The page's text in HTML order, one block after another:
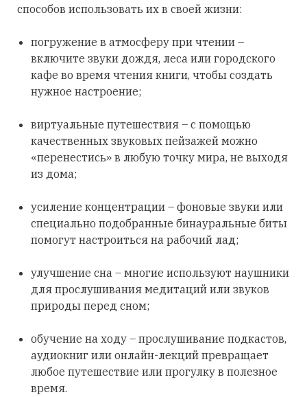
способов использовать их в своей жизни:
погружение в атмосферу при чтении –
включите звуки дождя, леса или городского
кафе во время чтения книги, чтобы создать
нужное настроение;
виртуальные путешествия – с помощью
качественных звуковых пейзажей можно
«перенестись» в любую точку мира, не выходя
из дома;
усиление концентрации – фоновые звуки или
специально подобранные бинауральные биты
помогут настроиться на рабочий лад;
улучшение сна – многие используют наушники
для прослушивания медитаций или звуков
природы перед сном;
обучение на ходу – прослушивание подкастов,
аудиокниг или онлайн-лекций превращает
любое путешествие или прогулку в полезное
время.